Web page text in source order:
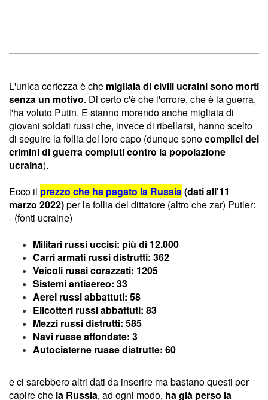
L'unica certezza è che migliaia di civili ucraini sono morti
senza un motivo. Di certo c'è che l'orrore, che è la guerra,
l'ha voluto Putin. E stanno morendo anche migliaia di
giovani soldati russi che, invece di ribellarsi, hanno scelto
di seguire la follia del loro capo (dunque sonocomplici dei
crimini di guerra compiuti contro la popolazione
ucraina).
Ecco il prezzo che ha pagato la Russia (dati all'11
marzo 2022)per la follia del dittatore (altro che zar) Putler:
- (fonti ucraine)
Militari russi uccisi: più di 12.000
Carri armati russi distrutti: 362
Veicoli russi corazzati: 1205
Sistemi antiaereo: 33
Aerei russi abbattuti: 58
Elicotteri russi abbattuti: 83
Mezzi russi distrutti: 585
Navi russe affondate: 3
Autocisterne russe distrutte: 60
e ci sarebbero altri dati da inserire ma bastano questi per
capire che la Russia, ad ogni modo, ha già perso la